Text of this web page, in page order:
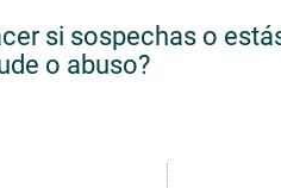
si sospechas o
o abuso?